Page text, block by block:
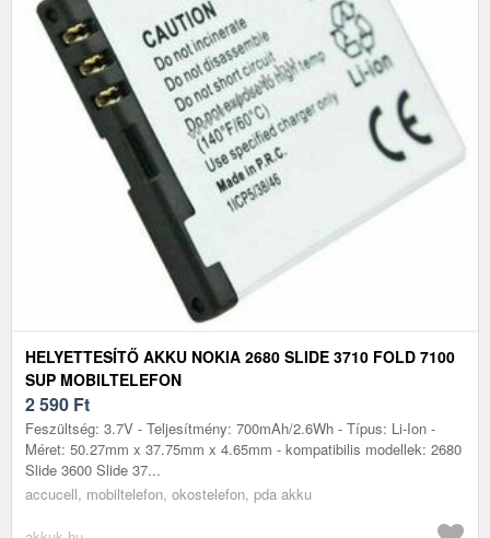
HELYETTESÍTŐ AKKU NOKIA 2680 SLIDE 3710 FOLD 7100
SUP MOBILTELEFON
2 590 Ft
Feszültség: 3.7V - Teljesítmény: 700mAh/2.6Wh - Típus: Li-Ion -
Méret: 50.27mm x 37.75mm x 4.65mm - kompatibilis modellek: 2680
Slide 3600 Slide 37...
accucell, mobiltelefon, okostelefon, pda akku